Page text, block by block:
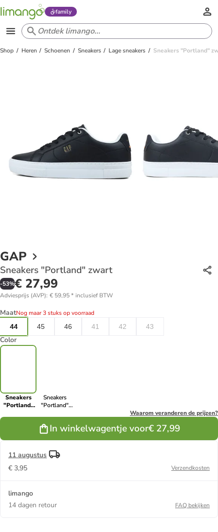
family
Shop Heren Schoenen Sneakers Lage sneakers Sneakers "Portland"
GAP
Sneakers "Portland" zwart
-53%€ 27,99
Adviesprijs (AVP): € 59,95* inclusief BTW
MaatNog maar 3 stuks op voorraad
44
45 46 41 42 43
Color
Sneakers
"Portland"
Sneakers
"Portland"
Waarom veranderen de prijzen?
In winkelwagentje voor€ 27,99
11 augustus
€ 3,95
Verzendkosten
limango
14 dagen retour
FAQ bekijken